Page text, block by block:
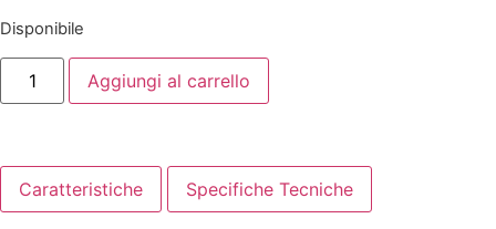
Disponibile
Aggiungi al carrello
Caratteristiche Specifiche Tecniche